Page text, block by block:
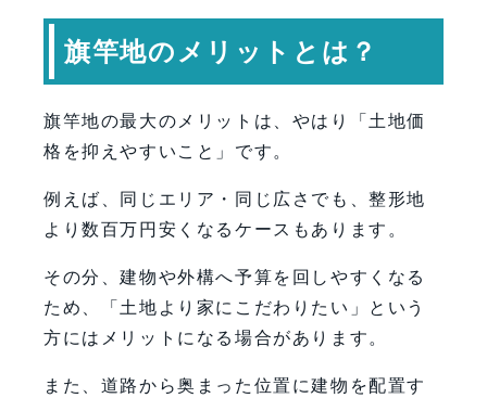
旗竿地のメリットとは？
旗竿地の最大のメリットは、やはり「土地価
格を抑えやすいこと」です。
例えば、同じエリア・同じ広さでも、整形地
より数百万円安くなるケースもあります。
その分、建物や外構へ予算を回しやすくなる
ため、「土地より家にこだわりたい」という
方にはメリットになる場合があります。
また、道路から奥まった位置に建物を配置す